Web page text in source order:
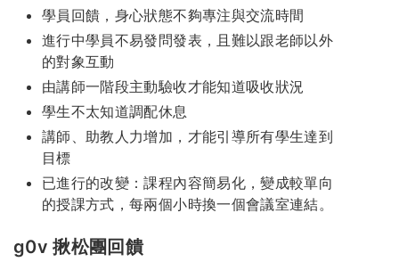
學員回饋，身心狀態不夠專注與交流時間
進行中學員不易發問發表，且難以跟老師以外
的對象互動
由講師一階段主動驗收才能知道吸收狀況
學生不太知道調配休息
講師、助教人力增加，才能引導所有學生達到
目標
已進行的改變：課程內容簡易化，變成較單向
的授課方式，每兩個小時換一個會議室連結。
g0v 揪松團回饋